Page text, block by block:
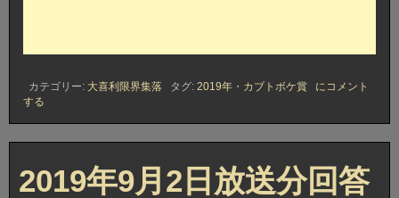
カテゴリー: 大喜利限界集落 タグ: 2019年 ・ カブトボケ賞
2019
月
2
放
送
にコメント
する
2019年9月2日放送分回答